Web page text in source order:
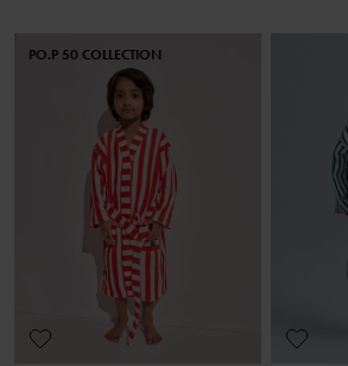
PO.P 50 COLLECTION